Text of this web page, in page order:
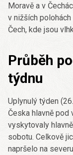
Moravě a v
v nižších
Čech, kde jsou
Průběh
týdnu
Uplynulý týden
Česka hlavně
vyskytovaly
sobotu. Celkově
napršelo na